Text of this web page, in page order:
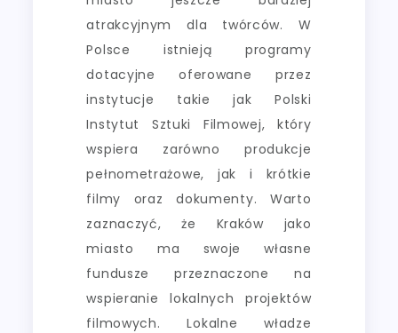
atrakcyjnym dla twórców. W
Polsce istnieją programy
dotacyjne oferowane przez
instytucje takie jak Polski
Instytut Sztuki Filmowej, który
wspiera zarówno produkcje
pełnometrażowe, jak i krótkie
filmy oraz dokumenty. Warto
zaznaczyć, że Kraków jako
miasto ma swoje własne
fundusze przeznaczone na
wspieranie lokalnych projektów
filmowych. Lokalne władze